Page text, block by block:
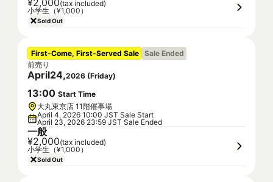
¥2,000(tax included)
小学生（¥1,000）
Sold Out
First-Come, First-Served Sale Sale Ended
前売り
April24,2026 (Friday)
13:00 Start Time
大丸東京店 11階催事場
April 4, 2026 10:00 JST Sale Start
April 23, 2026 23:59 JST Sale Ended
一般
¥2,000(tax included)
小学生（¥1,000）
Sold Out